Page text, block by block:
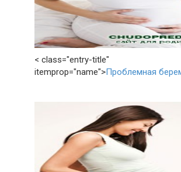
< class="entry-title"
itemprop="name">Проблемная